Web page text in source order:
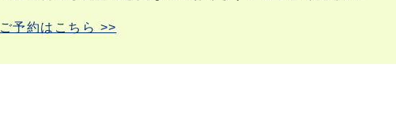
ご予約はこちら >>